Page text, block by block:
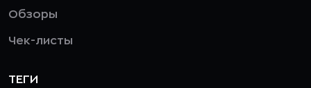
Обзоры
Чек-листы
ТЕГИ